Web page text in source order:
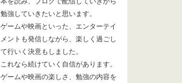
勉強していきたいと思います。
ゲームや映画といった、エンターテイ
メントも発信しながら、楽しく過ごし
て行いく決意もしました。
これなら続けていく自信があります。
ゲームや映画の楽しさ、勉強の内容を